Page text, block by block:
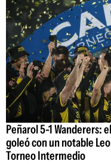
Peñarol 5-1 Wanderers:
goleó con un notable
Torneo Intermedio